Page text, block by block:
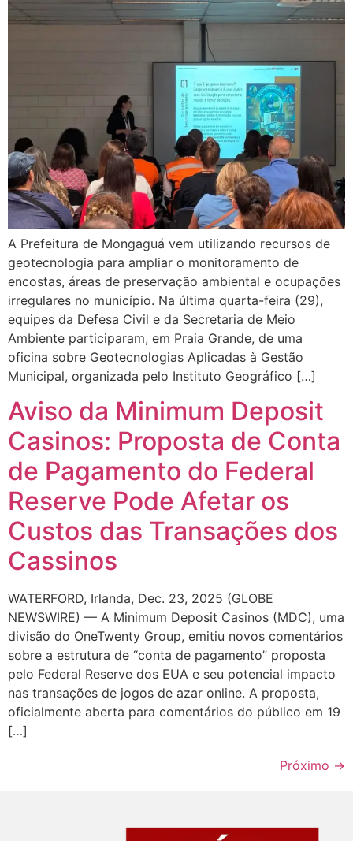
A Prefeitura de Mongaguá vem utilizando recursos de
geotecnologia para ampliar o monitoramento de
encostas, áreas de preservação ambiental e ocupações
irregulares no município. Na última quarta-feira (29),
equipes da Defesa Civil e da Secretaria de Meio
Ambiente participaram, em Praia Grande, de uma
oficina sobre Geotecnologias Aplicadas à Gestão
Municipal, organizada pelo Instituto Geográfico […]
Aviso da Minimum Deposit
Casinos: Proposta de Conta
de Pagamento do Federal
Reserve Pode Afetar os
Custos das Transações dos
Cassinos
WATERFORD, Irlanda, Dec. 23, 2025 (GLOBE
NEWSWIRE) — A Minimum Deposit Casinos (MDC), uma
divisão do OneTwenty Group, emitiu novos comentários
sobre a estrutura de “conta de pagamento” proposta
pelo Federal Reserve dos EUA e seu potencial impacto
nas transações de jogos de azar online. A proposta,
oficialmente aberta para comentários do público em 19
[…]
Próximo →